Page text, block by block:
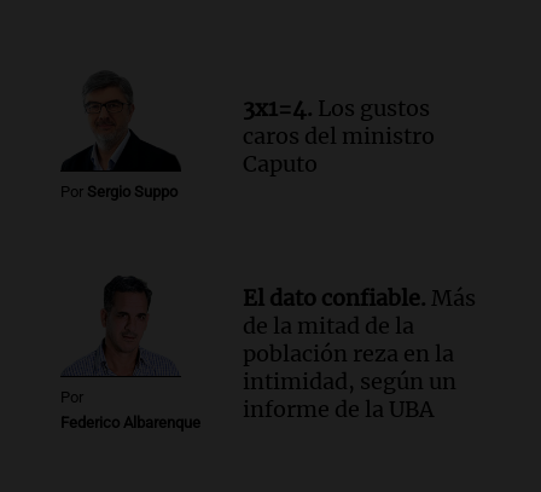
Por Sergio Suppo
3x1=4. Los gustos
caros del ministro
Caputo
Por
Federico Albarenque
El dato confiable. Más
de la mitad de la
población reza en la
intimidad, según un
informe de la UBA